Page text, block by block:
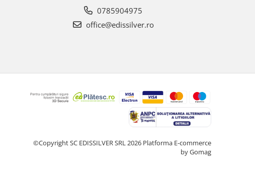
0785904975
office@edissilver.ro
©Copyright SC EDISSILVER SRL 2026 Platforma E-commerce
by Gomag